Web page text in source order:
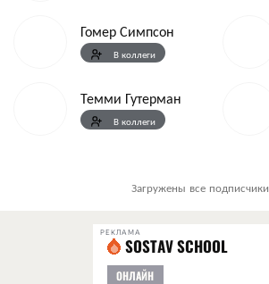
Гомер Симпсон
В коллеги
Темми Гутерман
В коллеги
Загружены все подписчики
РЕКЛАМА